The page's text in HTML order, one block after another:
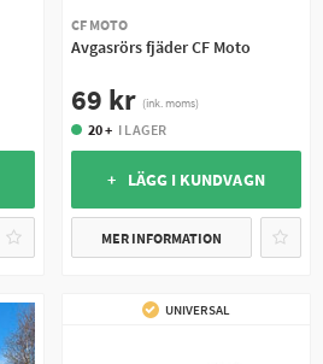
CF MOTO
Avgasrörs fjäder CF Moto
69 kr (ink. moms)
20 + I LAGER
+ LÄGG I KUNDVAGN
MER INFORMATION
UNIVERSAL